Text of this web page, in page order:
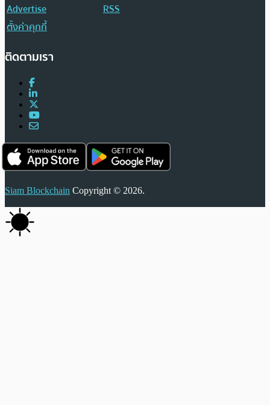
Advertise
RSS
ตั้งค่าคุกกี้
ติดตามเรา
Siam Blockchain Copyright © 2026.